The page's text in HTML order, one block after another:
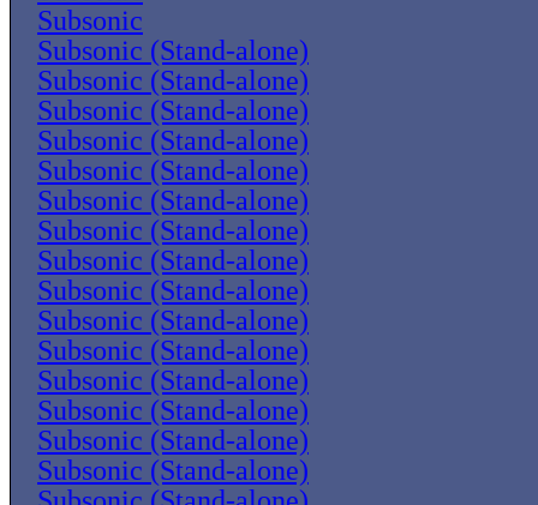
Subsonic
Subsonic (Stand-alone)
Subsonic (Stand-alone)
Subsonic (Stand-alone)
Subsonic (Stand-alone)
Subsonic (Stand-alone)
Subsonic (Stand-alone)
Subsonic (Stand-alone)
Subsonic (Stand-alone)
Subsonic (Stand-alone)
Subsonic (Stand-alone)
Subsonic (Stand-alone)
Subsonic (Stand-alone)
Subsonic (Stand-alone)
Subsonic (Stand-alone)
Subsonic (Stand-alone)